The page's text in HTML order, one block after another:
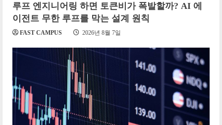
루프 엔지니어링 하면 토큰비가 폭발할까? AI 에
이전트 무한 루프를 막는 설계 원칙
FAST CAMPUS 2026년 8월 7일